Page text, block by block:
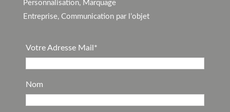
Personnalisation, Marquage
Entreprise, Communication par l’objet
Votre Adresse Mail*
Nom